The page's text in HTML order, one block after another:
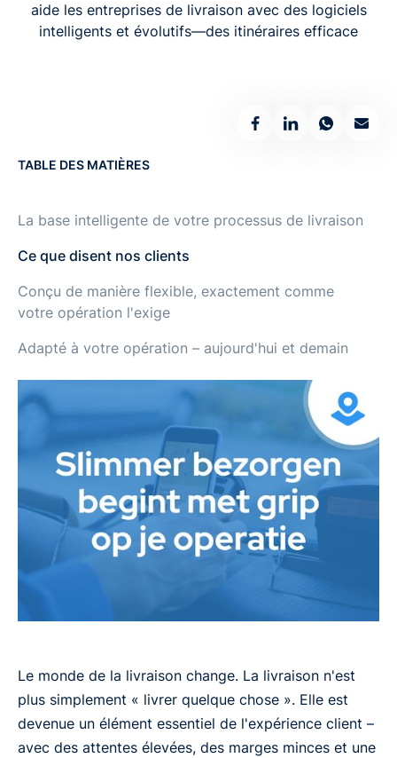
aide les entreprises de livraison avec des logiciels
intelligents et évolutifs—des itinéraires efficace
TABLE DES MATIÈRES
La base intelligente de votre processus de livraison
Ce que disent nos clients
Conçu de manière flexible, exactement comme
votre opération l'exige
Adapté à votre opération – aujourd'hui et demain
Le monde de la livraison change. La livraison n'est
plus simplement « livrer quelque chose ». Elle est
devenue un élément essentiel de l'expérience client –
avec des attentes élevées, des marges minces et une